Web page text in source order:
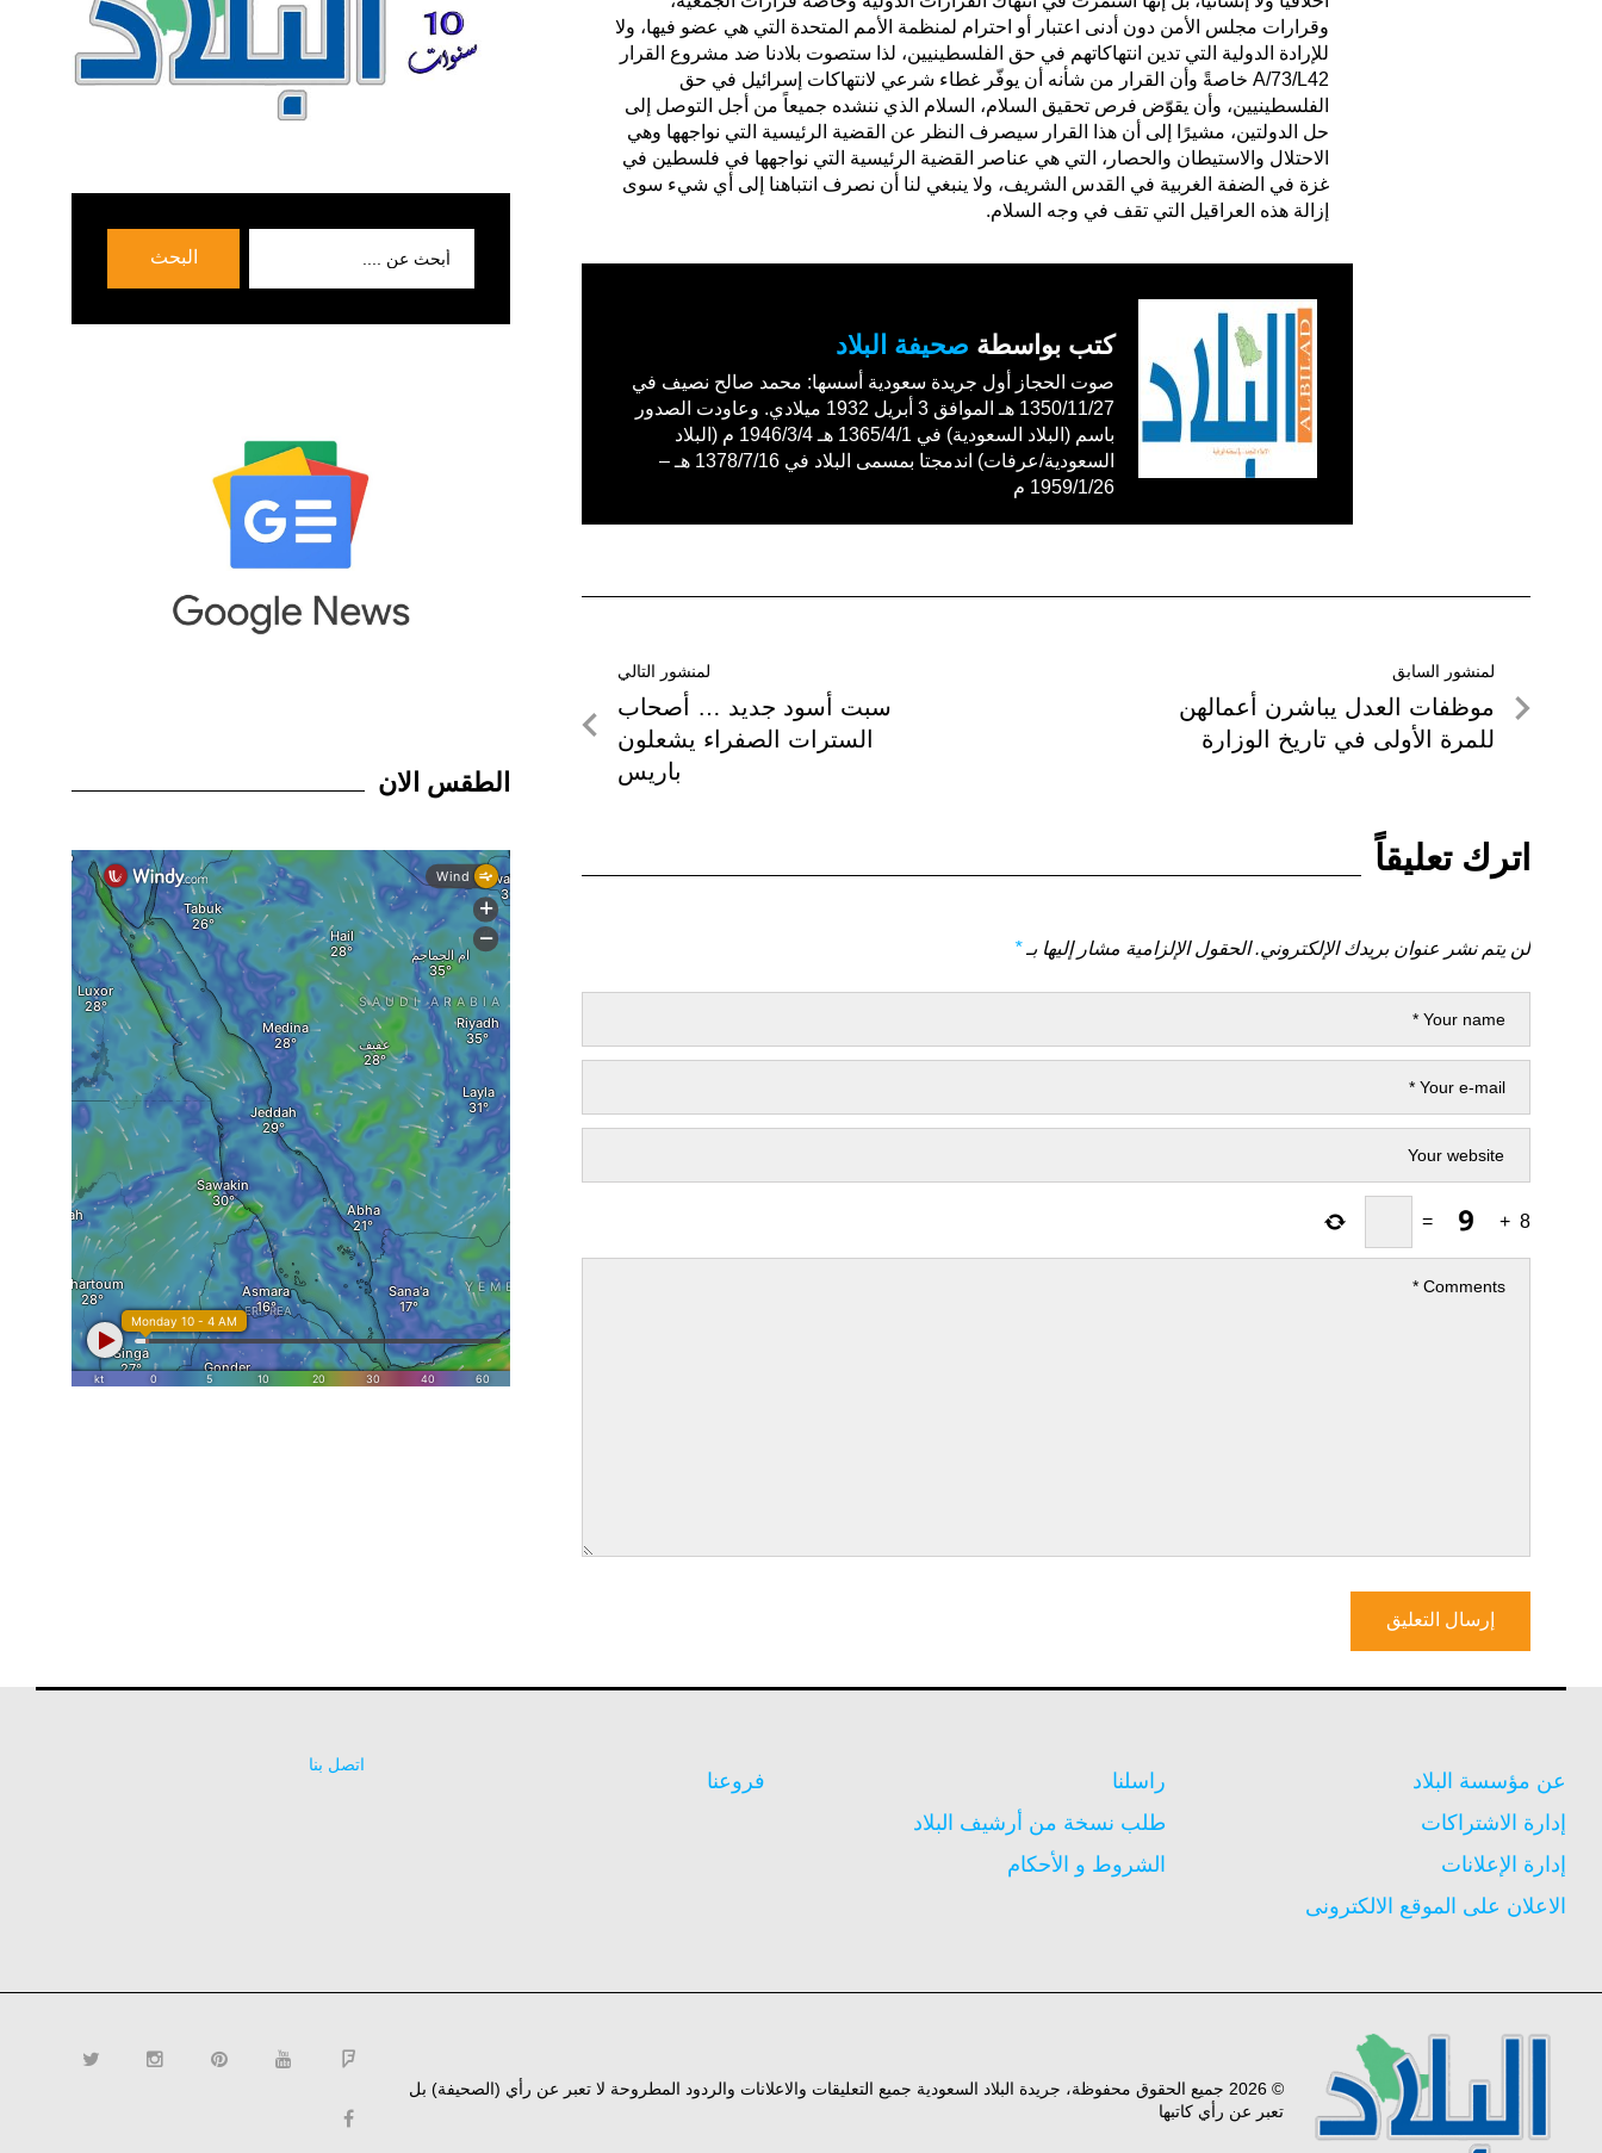
وقرارات مجلس الأمن دون أدنى اعتبار أو احترام لمنظمة الأمم المتحدة التي هي عضو فيها، ولا
للإرادة الدولية التي تدين انتهاكاتهم في حق الفلسطينيين، لذا ستصوت بلادنا ضد مشروع القرار
A/73/L42 خاصةً وأن القرار من شأنه أن يوفّر غطاء شرعي لانتهاكات إسرائيل في حق
الفلسطينيين، وأن يقوّض فرص تحقيق السلام، السلام الذي ننشده جميعاً من أجل التوصل إلى
حل الدولتين، مشيرًا إلى أن هذا القرار سيصرف النظر عن القضية الرئيسية التي نواجهها وهي
الاحتلال والاستيطان والحصار، التي هي عناصر القضية الرئيسية التي نواجهها في فلسطين في
غزة في الضفة الغربية في القدس الشريف، ولا ينبغي لنا أن نصرف انتباهنا إلى أي شيء سوى
إزالة هذه العراقيل التي تقف في وجه السلام.
كتب بواسطة صحيفة البلاد
صوت الحجاز أول جريدة سعودية أسسها: محمد صالح نصيف في
1350/11/27 هـ الموافق 3 أبريل 1932 ميلادي. وعاودت الصدور
باسم (البلاد السعودية) في 1365/4/1 هـ 1946/3/4 م (البلاد
السعودية/عرفات) اندمجتا بمسمى البلاد في 1378/7/16 هـ –
1959/1/26 م
تصفّح
المقالات
لمنشور السابق
لمنشور
السابق
موظفات العدل يباشرن أعمالهن
للمرة الأولى في تاريخ الوزارة
لمنشور التالي
لمنشور
التالي
سبت أسود جديد … أصحاب
السترات الصفراء يشعلون
باريس
اترك تعليقاً
لن يتم نشر عنوان بريدك الإلكتروني. الحقول الإلزامية مشار إليها بـ*
8
+
=
البحث
الطقس الان
عن مؤسسة البلاد
إدارة الاشتراكات
إدارة الإعلانات
الاعلان على الموقع الالكترونى
راسلنا
طلب نسخة من أرشيف البلاد
الشروط و الأحكام
فروعنا
اتصل بنا
© 2026 جميع الحقوق محفوظة، جريدة البلاد السعودية جميع التعليقات والاعلانات والردود المطروحة لا تعبر عن رأي (الصحيفة) بل
تعبر عن رأي كاتبها